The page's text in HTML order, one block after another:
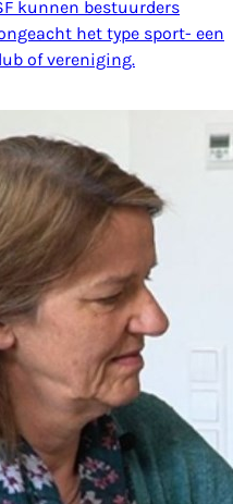
kunnen bestuurders
het type sport- een
of vereniging.